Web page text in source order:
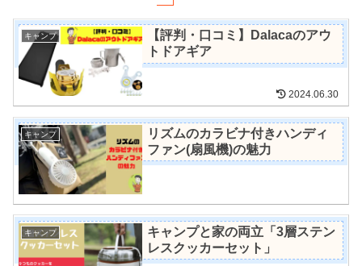
キャンプ
【評判・口コミ】Dalacaのアウ
トドアギア
2024.06.30
キャンプ
リズムのカラビナ付きハンディ
ファン(扇風機)の魅力
キャンプ
キャンプと家の両立「3層ステン
レスクッカーセット」